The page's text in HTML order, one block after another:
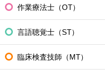
作業療法士（OT）
言語聴覚士（ST）
臨床検査技師（MT）